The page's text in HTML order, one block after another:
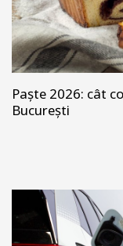
Paște 2026: cât
București